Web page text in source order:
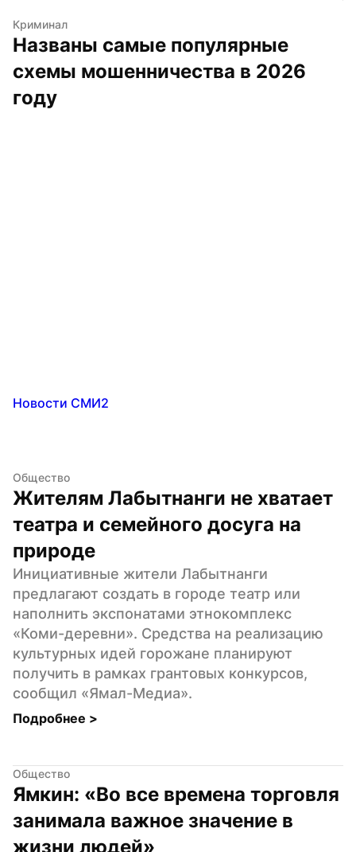
Криминал
Названы самые популярные
схемы мошенничества в 2026
году
Новости СМИ2
Общество
Жителям Лабытнанги не хватает
театра и семейного досуга на
природе
Инициативные жители Лабытнанги
предлагают создать в городе театр или
наполнить экспонатами этнокомплекс
«Коми-деревни». Средства на реализацию
культурных идей горожане планируют
получить в рамках грантовых конкурсов,
сообщил «Ямал-Медиа».
Подробнее >
Общество
Ямкин: «Во все времена торговля
занимала важное значение в
жизни людей»